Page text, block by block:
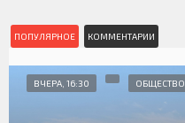
ПОПУЛЯРНОЕ КОММЕНТАРИИ
ВЧЕРА, 16:30 ОБЩЕСТВО